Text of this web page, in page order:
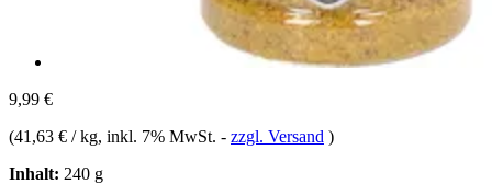
9,99 €
(41,63 € / kg, inkl. 7% MwSt. - zzgl. Versand )
Inhalt: 240 g